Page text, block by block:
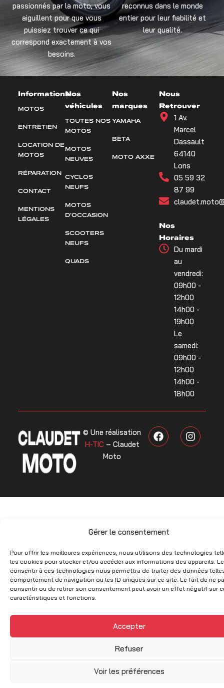
Gérer le consentement
Pour offrir les meilleures expériences, nous utilisons des technologies
les cookies pour stocker et/ou accéder aux informations des appareils.
consentir à ces technologies nous permettra de traiter des données
comportement de navigation ou les ID uniques sur ce site. Le fait de ne
consentir ou de retirer son consentement peut avoir un effet négatif sur
caractéristiques et fonctions.
Accepter
Refuser
Voir les préférences
passionnés par la moto, vous
aiguillent pour que vous
puissiez trouver ce qui
correspond exactement à vos
besoins.
reconnus dans le monde
entier pour leur fiabilité et
leur qualité.
Informations
MOTOS
ENTRETIEN
LOCATION DE
MOTOS
RÉPARATION
CONTACT
MENTIONS
LÉGALES
Nos
véhicules
TOUTES NOS
MOTOS
MOTOS
NEUVES
CYCLOS
NEUFS
MOTOS
D’OCCASION
SCOOTERS
NEUFS
QUADS
Nos
marques
YAMAHA
BETA
MOTO AXXE
Nous
Retrouver
1 Av.
Marcel
Dassault
64140
Lons
05 59 32
87 99
Nos
Horaires
Du mardi
au
vendredi:
09h00 -
12h00
14h00 -
19h00
Le
samedi:
09h00 -
12h00
14h00 -
18h00
© Une réalisation
H-TIC – Claudet
Moto
F
a
c
k
I
n
s
a